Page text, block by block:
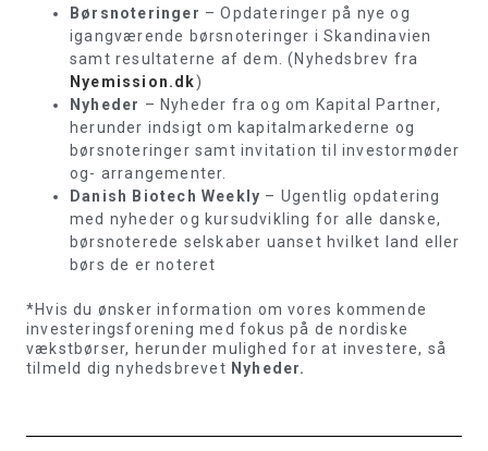
Børsnoteringer – Opdateringer på nye og
igangværende børsnoteringer i Skandinavien
samt resultaterne af dem. (Nyhedsbrev fra
Nyemission.dk)
Nyheder – Nyheder fra og om Kapital Partner,
herunder indsigt om kapitalmarkederne og
børsnoteringer samt invitation til investormøder
og- arrangementer.
Danish Biotech Weekly – Ugentlig opdatering
med nyheder og kursudvikling for alle danske,
børsnoterede selskaber uanset hvilket land eller
børs de er noteret
*Hvis du ønsker information om vores kommende
investeringsforening med fokus på de nordiske
vækstbørser, herunder mulighed for at investere, så
tilmeld dig nyhedsbrevet Nyheder.